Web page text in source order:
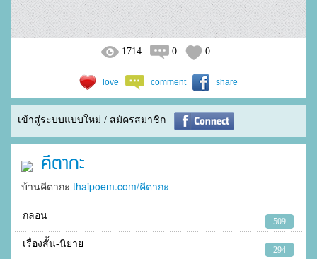
1714 0 0
love comment share
เข้าสู่ระบบแบบใหม่ / สมัครสมาชิก
คีตากะ
บ้านคีตากะ thaipoem.com/คีตากะ
กลอน
509
เรื่องสั้น-นิยาย
294